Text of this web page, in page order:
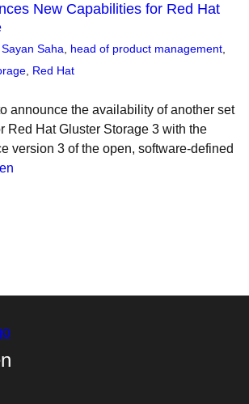
New Capabilities for Red Hat
Sayan Saha head of product management
Red Hat
announce the availability of another set
Red Hat Gluster Storage 3 with the
version 3 of the open, software-defined